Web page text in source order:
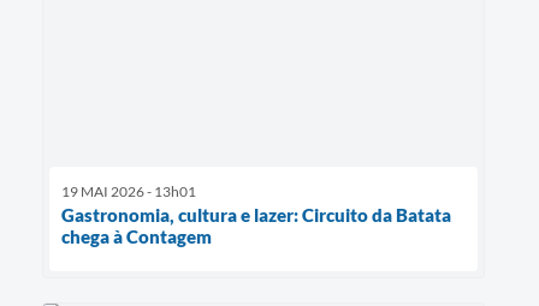
19 MAI 2026 - 13h01
Gastronomia, cultura e lazer: Circuito da Batata
chega à Contagem